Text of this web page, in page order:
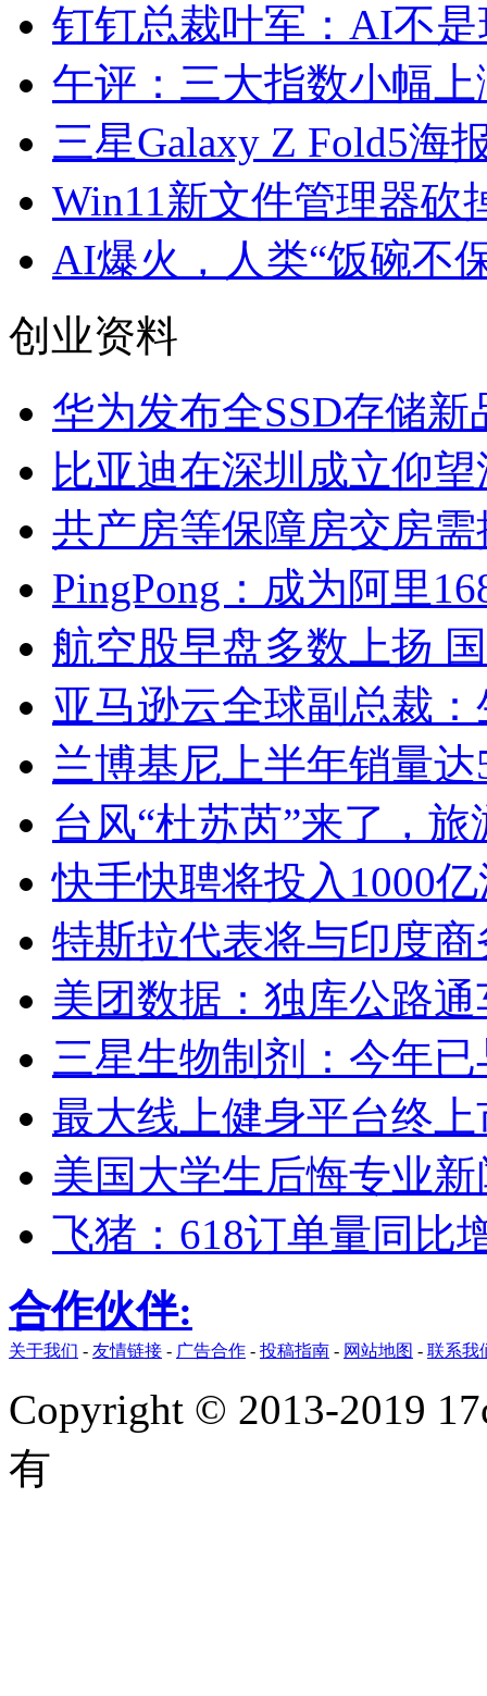
钉钉总裁叶军：AI不
午评：三大指数小幅
三星Galaxy Z Fold5海
Win11新文件管理器砍
AI爆火，人类“饭碗不
创业资料
华为发布全SSD存储
比亚迪在深圳成立仰
共产房等保障房交房
PingPong：成为阿里
航空股早盘多数上扬
亚马逊云全球副总裁
兰博基尼上半年销量
台风“杜苏芮”来了，
快手快聘将投入1000
特斯拉代表将与印度
美团数据：独库公路
三星生物制剂：今年
最大线上健身平台终
美国大学生后悔专业
飞猪：618订单量同比
合作伙伴:
关于我们 - 友情链接 - 广告合作 - 投稿指南 - 网站地图 - 联系我
Copyright © 2013-2019
有